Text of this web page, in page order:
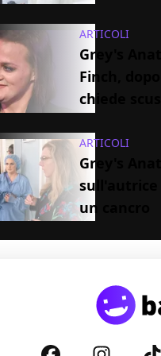
ARTICOLI
Grey's
Finch,
chiede
ARTICOLI
Grey's
sull'autrice
un cancro